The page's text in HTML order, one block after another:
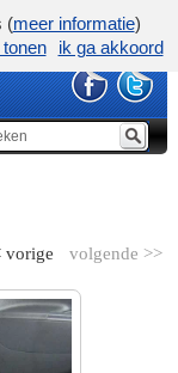
volgende >>
vorige
(meer informatie)
ik ga akkoord